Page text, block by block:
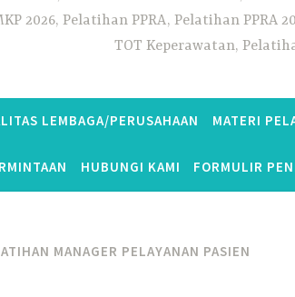
2026, Pelatihan PPRA, Pelatihan
TOT Keperawatan,
LEMBAGA/PERUSAHAAN MATERI
HUBUNGI KAMI FORMULIR
MANAGER PELAYANAN PASIEN